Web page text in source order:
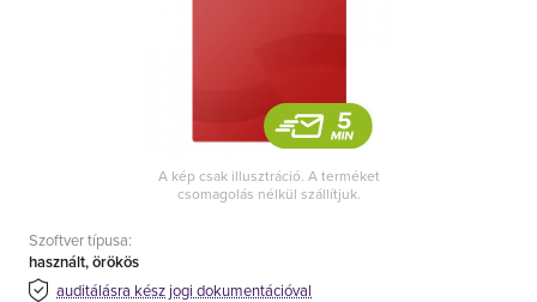
MS Exchange Server
MS SharePoint Server
MS Skype for Business Server
MS System Center
A kép csak illusztráció. A terméket
csomagolás nélkül szállítjuk.
Szoftver típusa:
használt, örökös
auditálásra kész jogi dokumentációval